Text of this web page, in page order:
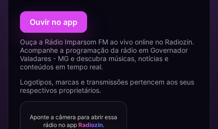
Ouvir no app
Ouça a Rádio Imparsom FM ao vivo online no Radiozin.
Acompanhe a programação da rádio em Governador
Valadares - MG e descubra músicas, notícias e
conteúdos em tempo real.
Logotipos, marcas e transmissões pertencem aos seus
respectivos proprietários.
Aponte a câmera para abrir essa
rádio no app Radiozin.